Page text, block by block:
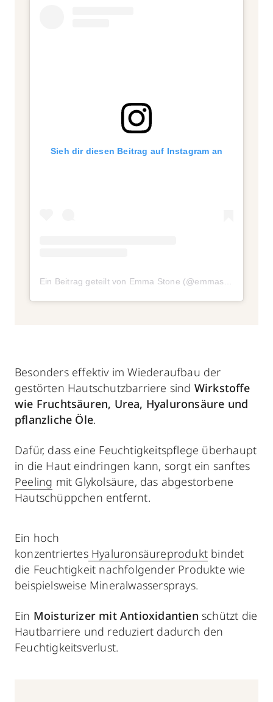
Sieh dir diesen Beitrag auf Instagram an
Besonders effektiv im Wiederaufbau der
gestörten Hautschutzbarriere sind Wirkstoffe
wie Fruchtsäuren, Urea, Hyaluronsäure und
pflanzliche Öle.
Dafür, dass eine Feuchtigkeitspflege überhaupt
in die Haut eindringen kann, sorgt ein sanftes
Peeling mit Glykolsäure, das abgestorbene
Hautschüppchen entfernt.
Ein hoch
konzentriertesHyaluronsäureprodukt bindet
die Feuchtigkeit nachfolgender Produkte wie
beispielsweise Mineralwassersprays.
Ein Moisturizer mit Antioxidantien schützt die
Hautbarriere und reduziert dadurch den
Feuchtigkeitsverlust.